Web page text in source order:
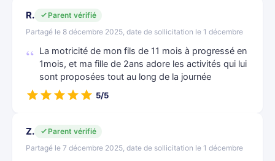
R.
Parent vérifié
Partagé le 8 décembre 2025, date de sollicitation le 1 décembre
La motricité de mon fils de 11 mois à progressé en
1mois, et ma fille de 2ans adore les activités qui lui
sont proposées tout au long de la journée
5/5
Z.
Parent vérifié
Partagé le 7 décembre 2025, date de sollicitation le 1 décembre